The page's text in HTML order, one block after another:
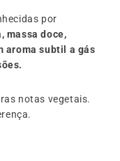
por
massa doce,
aroma subtil a gás
notas vegetais.